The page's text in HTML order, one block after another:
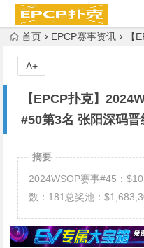
首页 EPCP赛事资讯 【
【EPCP扑克】
#50第3名 张阳深码
A+
摘要
2024WSOP赛事#45：
数：181总奖池：